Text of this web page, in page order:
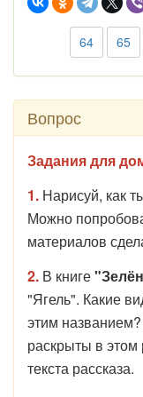
64 65
Вопрос
Задания для
1. Нарисуй, как
Можно
материалов
2. В книге
"Ягель". Какие
этим названием?
раскрыты в
текста рассказа.